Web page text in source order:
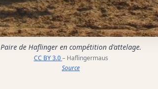
Paire de Haflinger en compétition d'attelage.
CC BY 3.0– Haflingermaus
Source